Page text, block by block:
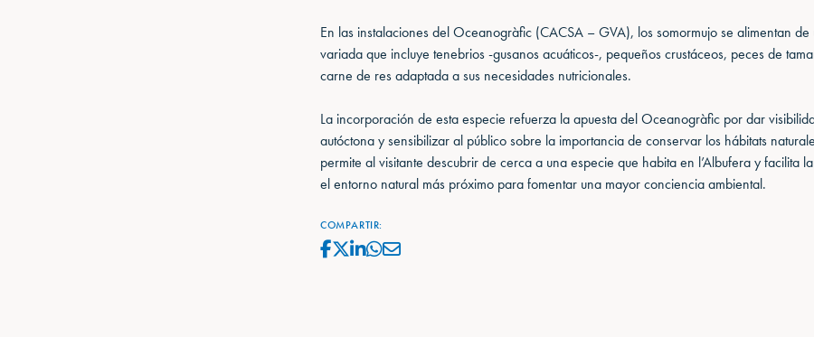
En las instalaciones del Oceanogràfic (CACSA – GVA), los somormujo se alimentan de
variada que incluye tenebrios -gusanos acuáticos-, pequeños crustáceos, peces de
carne de res adaptada a sus necesidades nutricionales.
La incorporación de esta especie refuerza la apuesta del Oceanogràfic por dar
autóctona y sensibilizar al público sobre la importancia de conservar los hábitats
permite al visitante descubrir de cerca a una especie que habita en l’Albufera y facilita
el entorno natural más próximo para fomentar una mayor conciencia ambiental.
COMPARTIR: